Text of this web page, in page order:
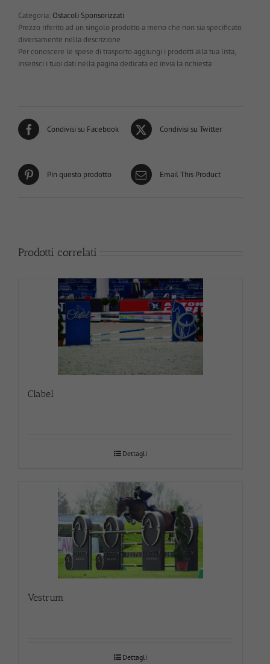
Categoria: Ostacoli Sponsorizzati
Prezzo riferito ad un singolo prodotto a meno che non sia specificato
diversamente nella descrizione
Per conoscere le spese di trasporto aggiungi i prodotti alla tua lista,
inserisci i tuoi dati nella pagina dedicata ed invia la richiesta
Condivisi su Facebook Condivisi su Twitter
Pin questo prodotto Email This Product
Prodotti correlati
Clabel
Dettagli
Vestrum
Dettagli